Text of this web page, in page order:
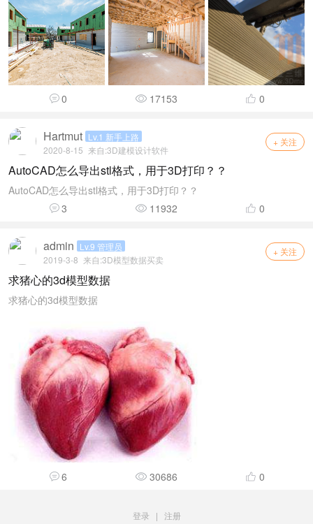
0 17153 0
Hartmut Lv.1 新手上路
2020-8-15 来自:3D建模设计软件
+ 关注
AutoCAD怎么导出stl格式，用于3D打印？？
AutoCAD怎么导出stl格式，用于3D打印？？
3
11932 0
admin Lv.9 管理员
2019-3-8 来自:3D模型数据买卖
+ 关注
求猪心的3d模型数据
求猪心的3d模型数据
6 30686 0
登录 | 注册